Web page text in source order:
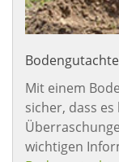
Mit einem
sicher, dass
wichtigen